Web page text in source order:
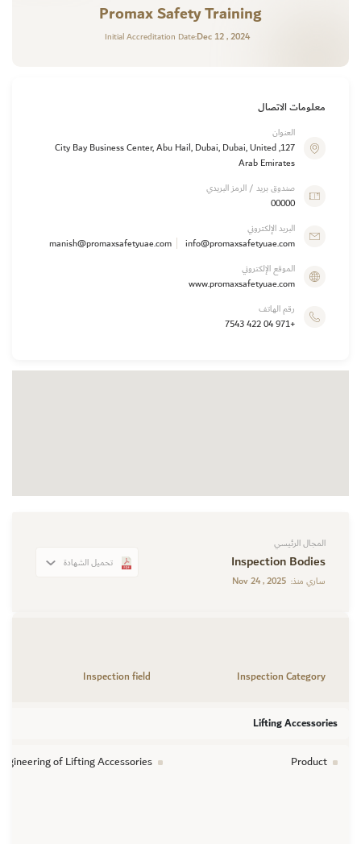
Promax Safety Training
Initial Accreditation Date:Dec 12 , 2024
معلومات الاتصال
العنوان
127, City Bay Business Center, Abu Hail, Dubai, Dubai, United
Arab Emirates
صندوق بريد / الرمز البريدي
00000
البريد الإلكتروني
info@promaxsafetyuae.com
manish@promaxsafetyuae.com
الموقع الإلكتروني
www.promaxsafetyuae.com
رقم الهاتف
+971 04 422 7543
المجال الرئيسي
Inspection Bodies
ساري منذ: Nov 24 , 2025
تحميل الشهادة
Inspection Category
Inspection field
Lifting Accessories
Product
of Lifting Accessories